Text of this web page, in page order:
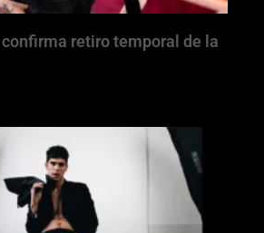
retiro temporal de la